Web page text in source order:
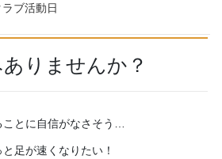
ブ活動日
りませんか？
とに自信がなさそう…
足が速くなりたい！